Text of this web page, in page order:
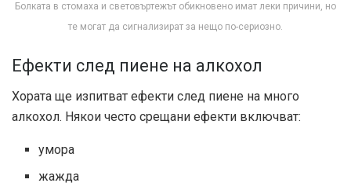
Болката в стомаха и световъртежът обикновено имат леки причини, но
те могат да сигнализират за нещо по-сериозно.
Ефекти след пиене на алкохол
Хората ще изпитват ефекти след пиене на много
алкохол. Някои често срещани ефекти включват:
умора
жажда